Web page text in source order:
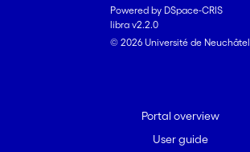
Powered by DSpace-CRIS
libra v2.2.0
© 2026 Université de Neuchâtel
Portal overview
User guide